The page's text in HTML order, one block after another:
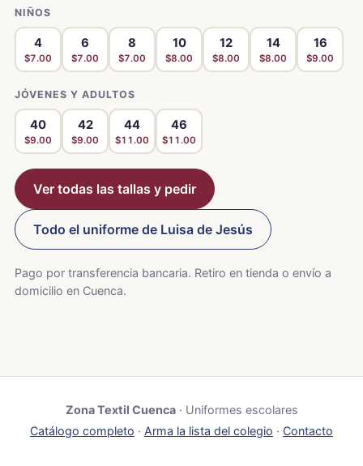
NIÑOS
4
$7.00
6
$7.00
8
$7.00
10
$8.00
12
$8.00
14
$8.00
16
$9.00
JÓVENES Y ADULTOS
40
$9.00
42
$9.00
44
$11.00
46
$11.00
Ver todas las tallas y pedir
Todo el uniforme de Luisa de Jesús
Pago por transferencia bancaria. Retiro en tienda o envío a
domicilio en Cuenca.
Zona Textil Cuenca· Uniformes escolares
Catálogo completo · Arma la lista del colegio · Contacto